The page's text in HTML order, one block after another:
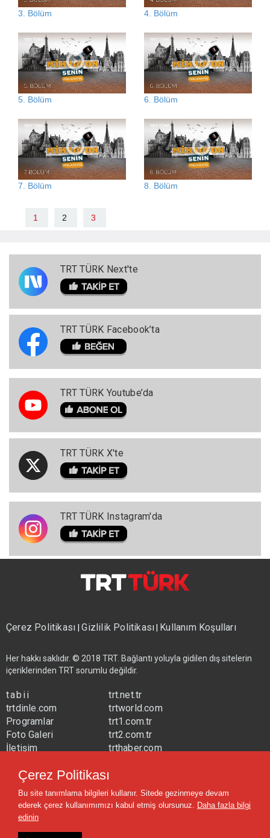
3. Bölüm 4. Bölüm
5. Bölüm 6. Bölüm
7. Bölüm 8. Bölüm
1 2 3
TRT TÜRK Next'te
TRT TÜRK Facebook’ta
TRT TÜRK Youtube’da
TRT TÜRK X'te
TRT TÜRK Instagram'da
Çerez Politikası|Gizlilik Politikası| Kullanım Koşulları
Her hakkı saklıdır. © 2018 TRT. Bağlantı yoluyla gidilen dış sitelerin
içeriklerinden TRT sorumlu değildir.
tabii
trtdinle.com
Programlar
Foto Galeri
İletişim
trt.net.tr
trtworld.com
trt1.com.tr
trt2.com.tr
trthaber.com
trtavaz.com.tr
trtmuzik.net.tr
trtcocuk.net.tr
Çerez Politikası
Bu site tanımlama bilgileri kullanır. Sitede gezinmeye devam
ederek çerez kullanımımızı kabul etmiş olursunuz. Daha fazla bilgi
edinin